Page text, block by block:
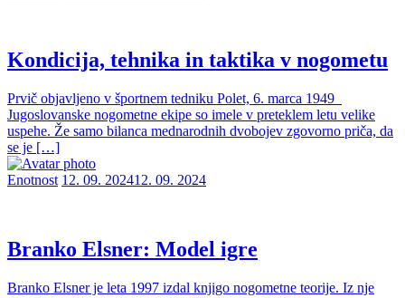
Kondicija, tehnika in taktika v nogometu
Prvič objavljeno v športnem tedniku Polet, 6. marca 1949
Jugoslovanske nogometne ekipe so imele v preteklem letu velike
uspehe. Že samo bilanca mednarodnih dvobojev zgovorno priča, da
se je […]
Enotnost 12. 09. 202412. 09. 2024
Branko Elsner: Model igre
Branko Elsner je leta 1997 izdal knjigo nogometne teorije. Iz nje